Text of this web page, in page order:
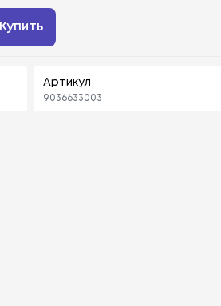
Купить
Артикул
9036633003